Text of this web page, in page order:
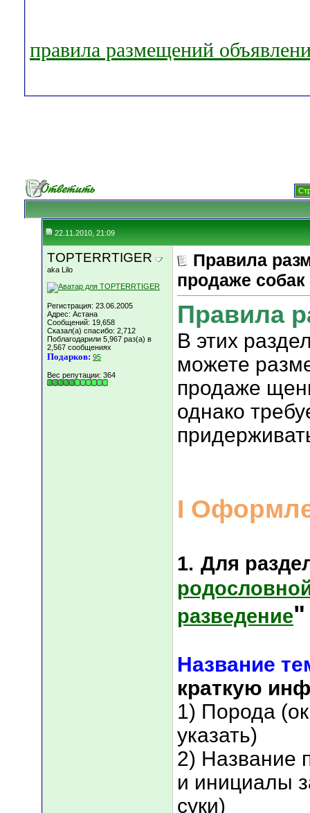
правила размещений
22.11.2010, 21:09
TOPTERRTIGER
aka Lilo
Регистрация: 23.06.2005
Адрес: Астана
Сообщений: 19,658
Сказал(а) спасибо: 2,712
Поблагодарили 5,967 раз(а) в
2,567 сообщениях
Подарков: 95
Вес репутации: 364
Правила
продаже
Правила
В этих
можете
продаже
однако
I
1. Для
разведение"
Название
краткую
1) Порода
указать)
2) Название
и инициалы
суки)